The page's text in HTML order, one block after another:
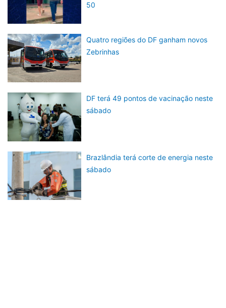
50
Quatro regiões do DF ganham novos
Zebrinhas
DF terá 49 pontos de vacinação neste
sábado
Brazlândia terá corte de energia neste
sábado